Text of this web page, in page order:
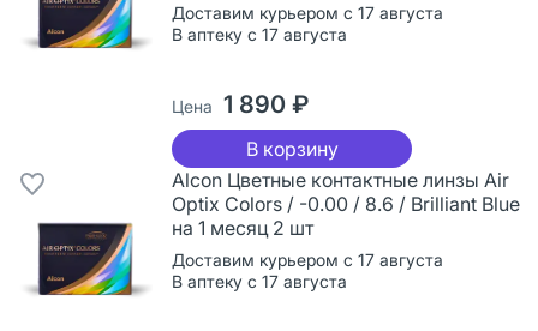
Доставим курьером с 17 августа
В аптеку с 17 августа
Цена 1 890 ₽
В корзину
Alcon Цветные контактные линзы Air
Optix Colors / -0.00 / 8.6 / Brilliant Blue
на 1 месяц 2 шт
Доставим курьером с 17 августа
В аптеку с 17 августа